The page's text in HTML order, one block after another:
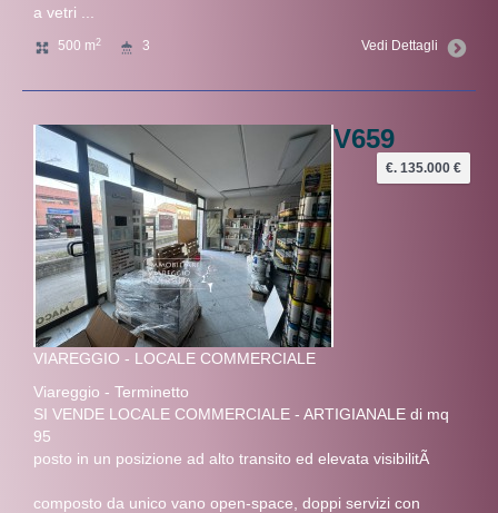
a vetri ...
500 m 2 3 Vedi Dettagli
V659
€. 135.000 €
VIAREGGIO - LOCALE COMMERCIALE
Viareggio - Terminetto
SI VENDE LOCALE COMMERCIALE - ARTIGIANALE di mq
95
posto in un posizione ad alto transito ed elevata visibilitÃ
composto da unico vano open-space, doppi servizi con